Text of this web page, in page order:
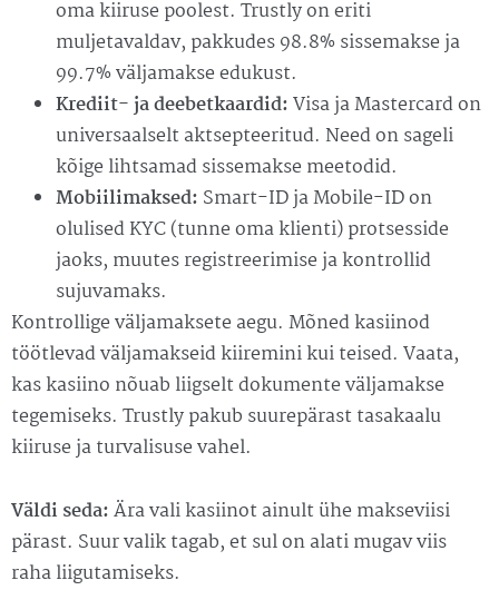
oma kiiruse poolest. Trustly on eriti
muljetavaldav, pakkudes 98.8% sissemakse ja
99.7% väljamakse edukust.
Krediit- ja deebetkaardid:Visa ja Mastercard on
universaalselt aktsepteeritud. Need on sageli
kõige lihtsamad sissemakse meetodid.
Mobiilimaksed: Smart-ID ja Mobile-ID on
olulised KYC (tunne oma klienti) protsesside
jaoks, muutes registreerimise ja kontrollid
sujuvamaks.
Kontrollige väljamaksete aegu. Mõned kasiinod
töötlevad väljamakseid kiiremini kui teised. Vaata,
kas kasiino nõuab liigselt dokumente väljamakse
tegemiseks. Trustly pakub suurepärast tasakaalu
kiiruse ja turvalisuse vahel.
Väldi seda:Ära vali kasiinot ainult ühe makseviisi
pärast. Suur valik tagab, et sul on alati mugav viis
raha liigutamiseks.